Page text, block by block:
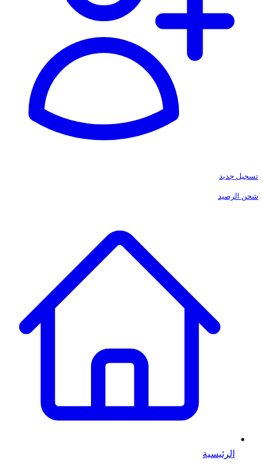
تسجيل جديد
شحن الرصيد
الرئيسية